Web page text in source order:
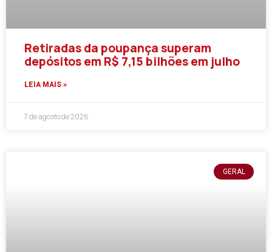
Retiradas da poupança superam
depósitos em R$ 7,15 bilhões em julho
LEIA MAIS »
7 de agosto de 2026
GERAL